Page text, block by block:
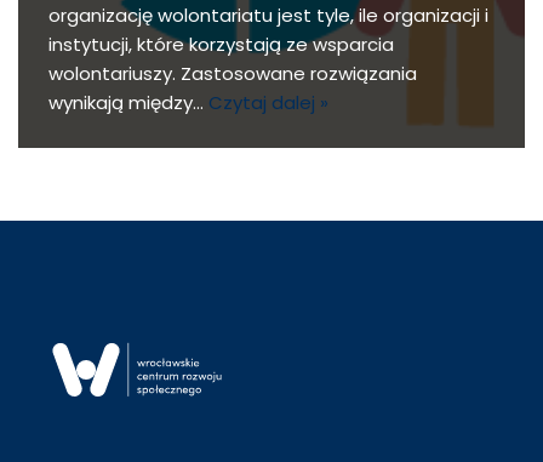
organizację wolontariatu jest tyle, ile organizacji i
instytucji, które korzystają ze wsparcia
wolontariuszy. Zastosowane rozwiązania
wynikają między… Czytaj dalej »